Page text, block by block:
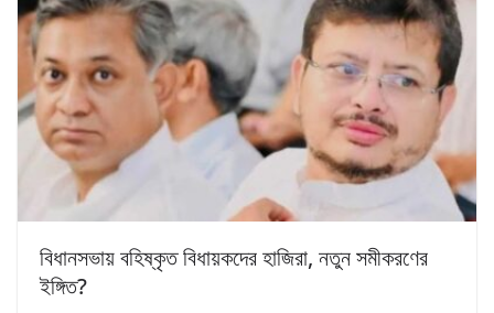
বিধানসভায় বহিষ্কৃত বিধায়কদের হাজিরা, নতুন সমীকরণের
ইঙ্গিত?